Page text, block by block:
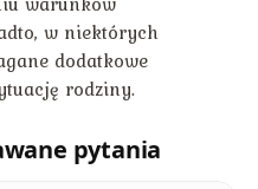
w niektórych
dodatkowe
rodziny.
pytania